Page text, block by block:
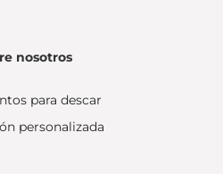
nosotros
para descar
personalizada